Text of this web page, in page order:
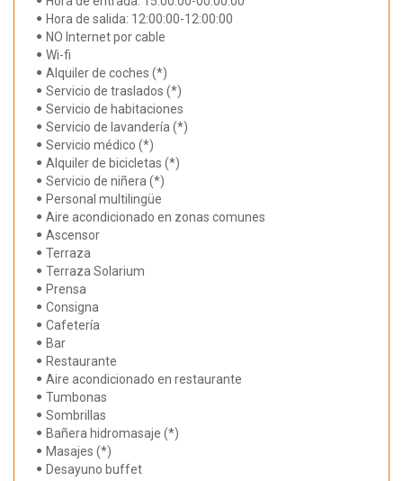
Hora de salida: 12:00:00-12:00:00
NO Internet por cable
Wi-fi
Alquiler de coches (*)
Servicio de traslados (*)
Servicio de habitaciones
Servicio de lavandería (*)
Servicio médico (*)
Alquiler de bicicletas (*)
Servicio de niñera (*)
Personal multilingüe
Aire acondicionado en zonas comunes
Ascensor
Terraza
Terraza Solarium
Prensa
Consigna
Cafetería
Bar
Restaurante
Aire acondicionado en restaurante
Tumbonas
Sombrillas
Bañera hidromasaje (*)
Masajes (*)
Desayuno buffet